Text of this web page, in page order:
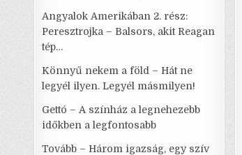
Angyalok Amerikában 2. rész:
Peresztrojka – Balsors, akit Reagan
tép…
Könnyű nekem a föld – Hát ne
legyél ilyen. Legyél másmilyen!
Gettó – A színház a legnehezebb
időkben a legfontosabb
Tovább – Három igazság, egy szív